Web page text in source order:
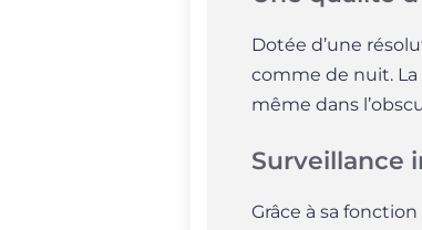
Dotée d’une
comme de nuit.
même dans
Surveillance
Grâce à sa